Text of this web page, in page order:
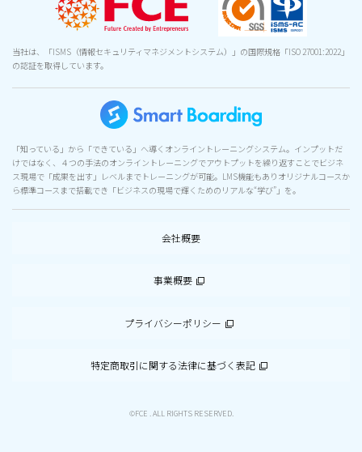
当社は、「ISMS（情報セキュリティマネジメントシステム）」の国際規格「ISO 27001:2022」
の認証を取得しています。
「知っている」から「できている」へ導くオンライントレーニングシステム。インプットだ
けではなく、４つの手法のオンライントレーニングでアウトプットを繰り返すことでビジネ
ス現場で「成果を出す」レベルまでトレーニングが可能。LMS機能もありオリジナルコースか
ら標準コースまで搭載でき「ビジネスの現場で輝くためのリアルな“学び”」を。
会社概要
事業概要
プライバシーポリシー
特定商取引に関する法律に基づく表記
©FCE . ALL RIGHTS RESERVED.